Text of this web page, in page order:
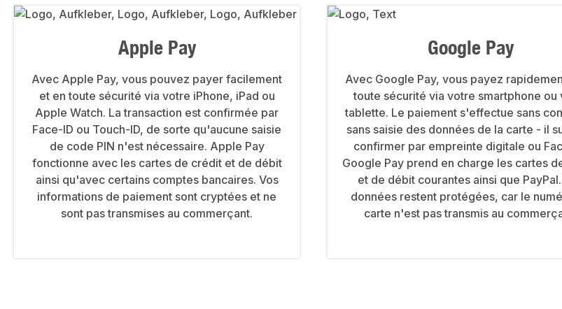
Apple Pay
Avec Apple Pay, vous pouvez payer facilement
et en toute sécurité via votre iPhone, iPad ou
Apple Watch. La transaction est confirmée par
Face-ID ou Touch-ID, de sorte qu'aucune saisie
de code PIN n'est nécessaire. Apple Pay
fonctionne avec les cartes de crédit et de débit
ainsi qu'avec certains comptes bancaires. Vos
informations de paiement sont cryptées et ne
sont pas transmises au commerçant.
Google Pay
Avec Google Pay, vous payez
toute sécurité via votre smartphone ou
tablette. Le paiement s'effectue sans
sans saisie des données de la carte - il
confirmer par empreinte digitale ou
Google Pay prend en charge les cartes
et de débit courantes ainsi que
données restent protégées, car le
carte n'est pas transmis au